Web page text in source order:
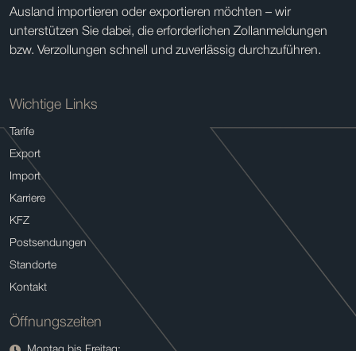
Ausland importieren oder exportieren möchten – wir
unterstützen Sie dabei, die erforderlichen Zollanmeldungen
bzw. Verzollungen schnell und zuverlässig durchzuführen.
Wichtige Links
Tarife
Export
Import
Karriere
KFZ
Postsendungen
Standorte
Kontakt
Öffnungszeiten